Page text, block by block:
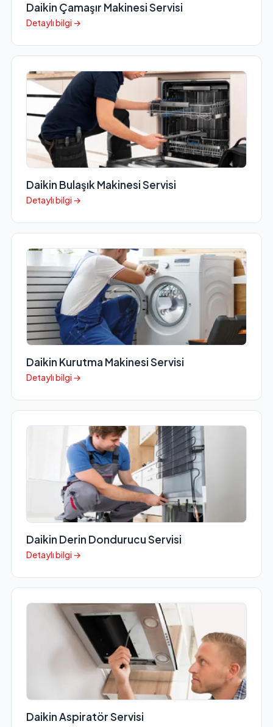
Daikin Çamaşır Makinesi Servisi
Detaylı bilgi →
Daikin Bulaşık Makinesi Servisi
Detaylı bilgi →
Daikin Kurutma Makinesi Servisi
Detaylı bilgi →
Daikin Derin Dondurucu Servisi
Detaylı bilgi →
Daikin Aspiratör Servisi